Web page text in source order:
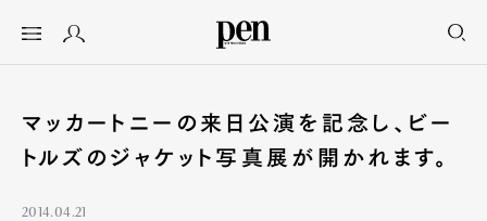
マッカートニーの来日公演を記念し、ビー
トルズのジャケット写真展が開かれます。
2014.04.21